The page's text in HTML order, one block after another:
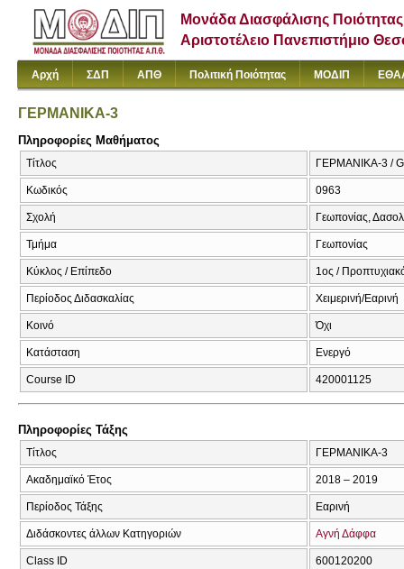
Μονάδα Διασφάλισης Ποιότητας
Αριστοτέλειο Πανεπιστήμιο
Αρχή ΣΔΠ ΑΠΘ Πολιτική Ποιότητας ΜΟΔΙΠ
ΓΕΡΜΑΝΙΚΑ-3
Πληροφορίες Μαθήματος
Τίτλος ΓΕΡΜΑΝΙΚΑ-3 /
Κωδικός 0963
Σχολή Γεωπονίας,
Τμήμα Γεωπονίας
Κύκλος / Επίπεδο 1ος /
Περίοδος Διδασκαλίας Χειμερινή/Εαρινή
Κοινό Όχι
Κατάσταση Ενεργό
Course ID 420001125
Πληροφορίες Τάξης
Τίτλος ΓΕΡΜΑΝΙΚΑ-3
Ακαδημαϊκό Έτος 2018 – 2019
Περίοδος Τάξης Εαρινή
Διδάσκοντες άλλων Κατηγοριών Αγνή Δάφφα
Class ID 600120200